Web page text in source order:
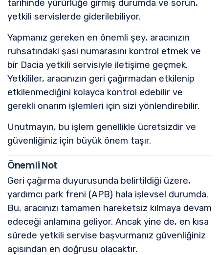
tarihinde yürürlüğe girmiş durumda ve sorun,
yetkili servislerde giderilebiliyor.
Yapmanız gereken en önemli şey, aracınızın
ruhsatındaki şasi numarasını kontrol etmek ve
bir Dacia yetkili servisiyle iletişime geçmek.
Yetkililer, aracınızın geri çağırmadan etkilenip
etkilenmediğini kolayca kontrol edebilir ve
gerekli onarım işlemleri için sizi yönlendirebilir.
Unutmayın, bu işlem genellikle ücretsizdir ve
güvenliğiniz için büyük önem taşır.
Önemli Not
Geri çağırma duyurusunda belirtildiği üzere,
yardımcı park freni (APB) hala işlevsel durumda.
Bu, aracınızı tamamen hareketsiz kılmaya devam
edeceği anlamına geliyor. Ancak yine de, en kısa
sürede yetkili servise başvurmanız güvenliğiniz
açısından en doğrusu olacaktır.